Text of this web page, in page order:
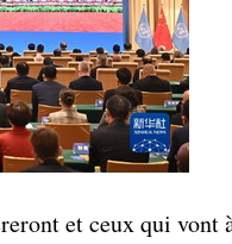
et ceux qui